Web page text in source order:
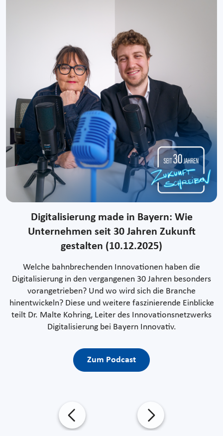
Digitalisierung made in Bayern: Wie
Unternehmen seit 30 Jahren Zukunft
gestalten (10.12.2025)
Welche bahnbrechenden Innovationen haben die
Digitalisierung in den vergangenen 30 Jahren besonders
vorangetrieben? Und wo wird sich die Branche
hinentwickeln? Diese und weitere faszinierende Einblicke
teilt Dr. Malte Kohring, Leiter des Innovationsnetzwerks
Digitalisierung bei Bayern Innovativ.
Zum Podcast